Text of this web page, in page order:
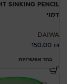
דמוי
DAIWA
150.00 ₪
בחר אפשרויות